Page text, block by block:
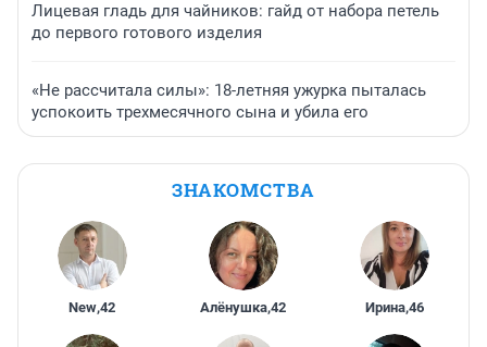
Лицевая гладь для чайников: гайд от набора петель
до первого готового изделия
«Не рассчитала силы»: 18-летняя ужурка пыталась
успокоить трехмесячного сына и убила его
ЗНАКОМСТВА
New,42 Алёнушка,42 Ирина,46